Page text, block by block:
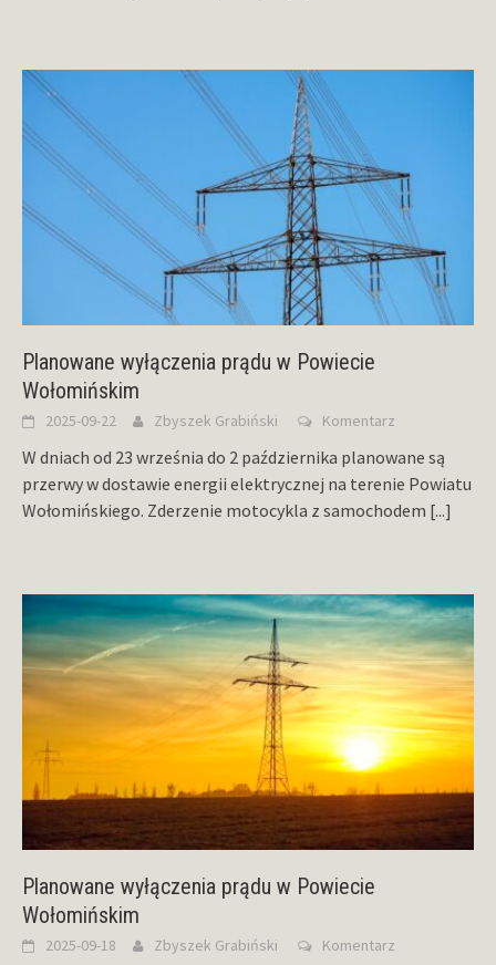
Planowane wyłączenia prądu w Powiecie
Wołomińskim
2025-09-22 Zbyszek Grabiński Komentarz
W dniach od 23 września do 2 października planowane są
przerwy w dostawie energii elektrycznej na terenie Powiatu
Wołomińskiego. Zderzenie motocykla z samochodem [...]
Planowane wyłączenia prądu w Powiecie
Wołomińskim
2025-09-18 Zbyszek Grabiński Komentarz